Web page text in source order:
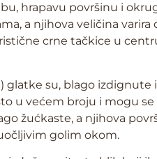
hrapavu površinu i
a njihova veličina
crne tačkice u
glatke su, blago
u većem broju i mogu
žućkaste, a njihova
golim okom.